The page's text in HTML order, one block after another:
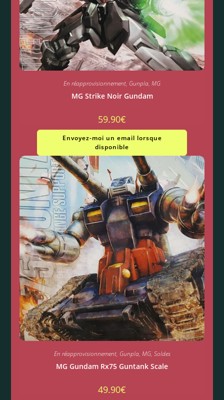
En réapprovisionnement, Gunpla, MG
MG Strike Noir Gundam
59.90€
Envoyez-moi un email lorsque
disponible
En réapprovisionnement, Gunpla, MG, Soldes
MG Gundam Rx75 Guntank Scale
49.90€